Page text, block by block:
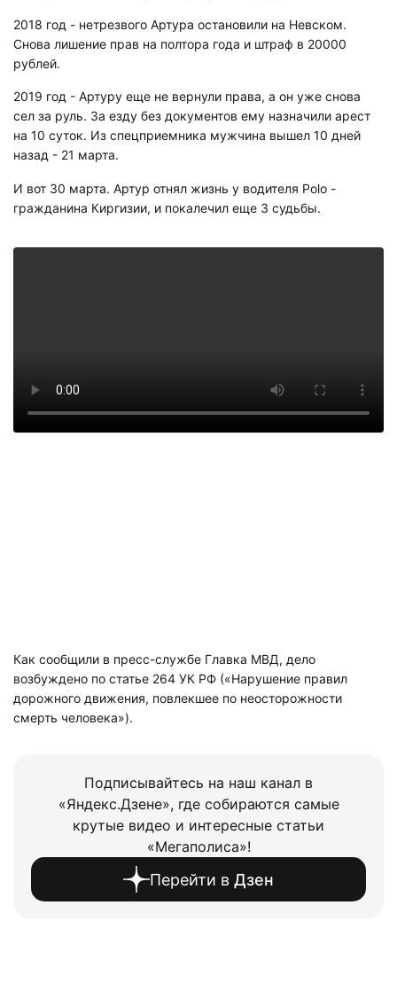
2018 год - нетрезвого Артура остановили на Невском.
Снова лишение прав на полтора года и штраф в 20000
рублей.
2019 год - Артуру еще не вернули права, а он уже снова
сел за руль. За езду без документов ему назначили арест
на 10 суток. Из спецприемника мужчина вышел 10 дней
назад - 21 марта.
И вот 30 марта. Артур отнял жизнь у водителя Polo -
гражданина Киргизии, и покалечил еще 3 судьбы.
Как сообщили в пресс-службе Главка МВД, дело
возбуждено по статье 264 УК РФ («Нарушение правил
дорожного движения, повлекшее по неосторожности
смерть человека»).
Подписывайтесь на наш канал в
«Яндекс.Дзене», где собираются самые
крутые видео и интересные статьи
«Мегаполиса»!
Перейти в Дзен